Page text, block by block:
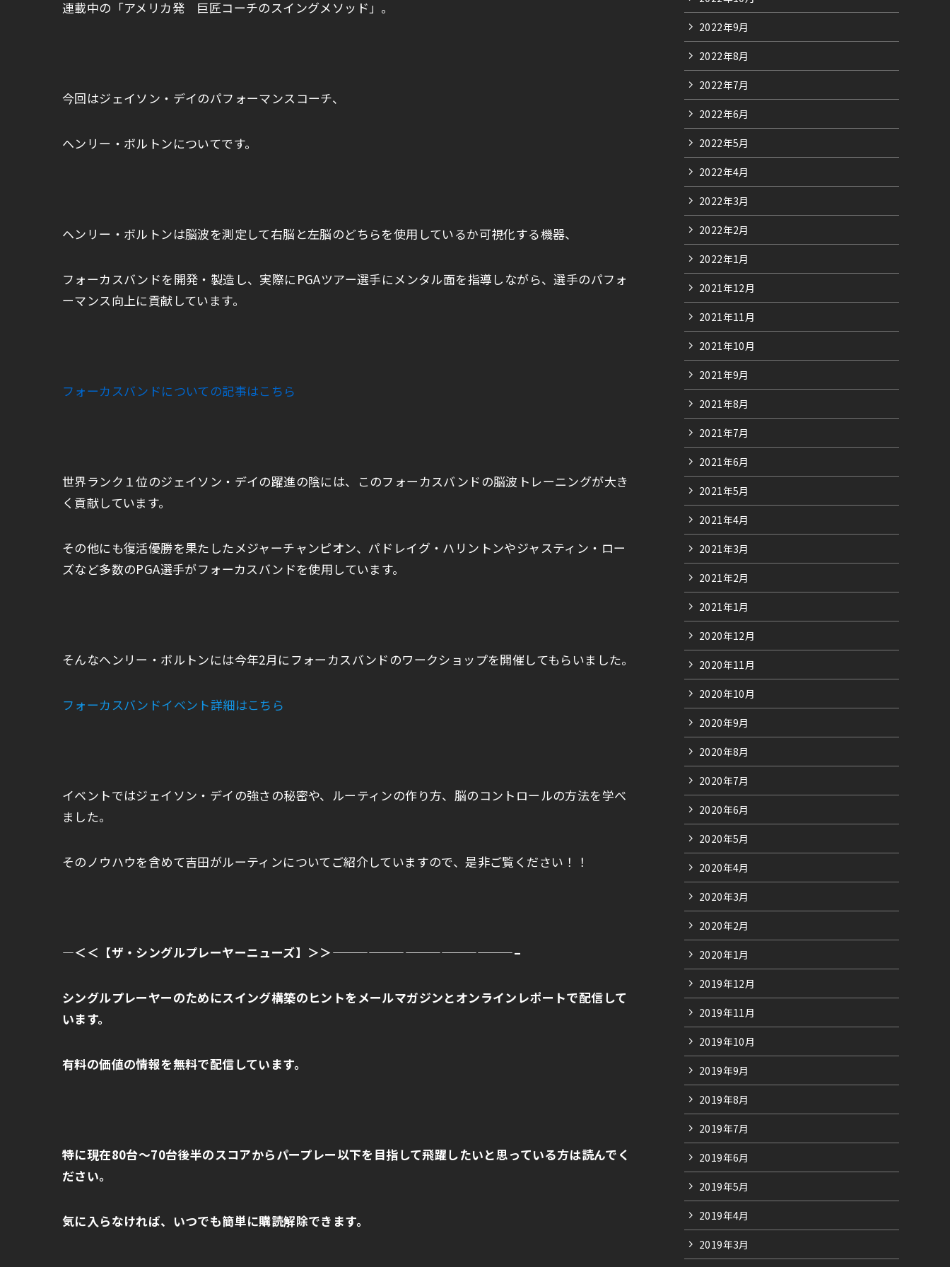
連載中の「アメリカ発 巨匠コーチのスイングメソッド」。
今回はジェイソン・デイのパフォーマンスコーチ、
ヘンリー・ボルトンについてです。
ヘンリー・ボルトンは脳波を測定して右脳と左脳のどちらを使用しているか可視化する機器、
フォーカスバンドを開発・製造し、実際にPGAツアー選手にメンタル面を指導しながら、選手のパフォ
ーマンス向上に貢献しています。
フォーカスバンドについての記事はこちら
世界ランク１位のジェイソン・デイの躍進の陰には、このフォーカスバンドの脳波トレーニングが大き
く貢献しています。
その他にも復活優勝を果たしたメジャーチャンピオン、パドレイグ・ハリントンやジャスティン・ロー
ズなど多数のPGA選手がフォーカスバンドを使用しています。
そんなヘンリー・ボルトンには今年2月にフォーカスバンドのワークショップを開催してもらいました。
フォーカスバンドイベント詳細はこちら
イベントではジェイソン・デイの強さの秘密や、ルーティンの作り方、脳のコントロールの方法を学べ
ました。
そのノウハウを含めて吉田がルーティンについてご紹介していますので、是非ご覧ください！！
—＜＜【ザ・シングルプレーヤーニューズ】＞＞———————————————–
シングルプレーヤーのためにスイング構築のヒントをメールマガジンとオンラインレポートで配信して
います。
有料の価値の情報を無料で配信しています。
特に現在80台～70台後半のスコアからパープレー以下を目指して飛躍したいと思っている方は読んでく
ださい。
気に入らなければ、いつでも簡単に購読解除できます。
2022年9月
2022年8月
2022年7月
2022年6月
2022年5月
2022年4月
2022年3月
2022年2月
2022年1月
2021年12月
2021年11月
2021年10月
2021年9月
2021年8月
2021年7月
2021年6月
2021年5月
2021年4月
2021年3月
2021年2月
2021年1月
2020年12月
2020年11月
2020年10月
2020年9月
2020年8月
2020年7月
2020年6月
2020年5月
2020年4月
2020年3月
2020年2月
2020年1月
2019年12月
2019年11月
2019年10月
2019年9月
2019年8月
2019年7月
2019年6月
2019年5月
2019年4月
2019年3月